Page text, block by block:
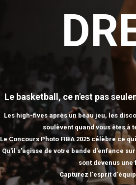
Le basketball, ce n'est pas
Les high-fives après un beau jeu, les
soulèvent quand vous êtes à
Le Concours Photo FIBA 2025 célèbre ce
Qu'il s'agisse de votre bande d'enfance
sont devenus
Capturez l'esprit